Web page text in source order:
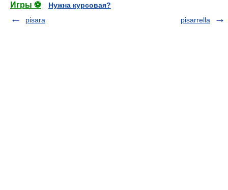
Игры ⚽
Нужна курсовая?
pisara
pisarrella